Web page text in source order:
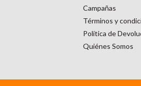
Campañas
Términos y
Política de
Quiénes Somos